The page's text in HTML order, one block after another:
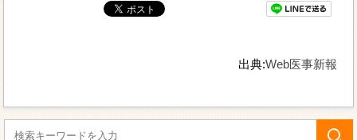
出典:Web医事新報